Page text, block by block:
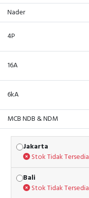
Nader
4P
16A
6kA
MCB NDB & NDM
Jakarta
Stok Tidak Tersedia
Bali
Stok Tidak Tersedia